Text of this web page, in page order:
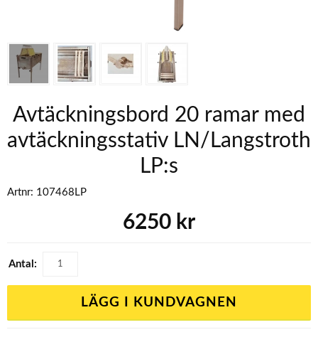
Avtäckningsbord 20 ramar med
avtäckningsstativ LN/Langstroth
LP:s
Artnr: 107468LP
6250 kr
Antal:
LÄGG I KUNDVAGNEN